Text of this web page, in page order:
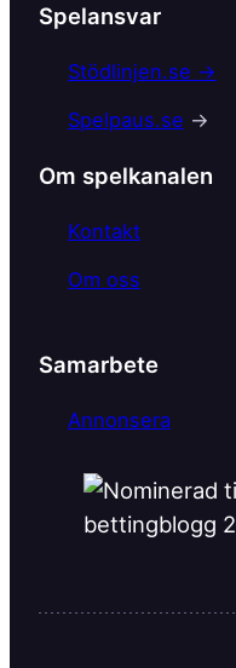
e
b
o
k
Spelansvar
Stödlinjen.se →
Spelpaus.se →
Om spelkanalen
Kontakt
Om oss
Samarbete
Annonsera